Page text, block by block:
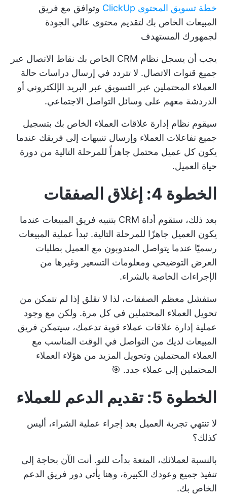
خطة تسويق المحتوى ClickUp
وتوافق مع فريق
المبيعات الخاص بك لتقديم محتوى عالي الجودة
لجمهورك المستهدف
يجب أن يسجل نظام CRM الخاص بك نقاط الاتصال عبر
جميع قنوات الاتصال. لا تتردد في إرسال دراسات حالة
العملاء المحتملين عبر التسويق عبر البريد الإلكتروني أو
الدردشة معهم على وسائل التواصل الاجتماعي.
سيقوم نظام إدارة علاقات العملاء الخاص بك بتسجيل
جميع تفاعلات العملاء وإرسال تنبيهات إلى فريقك عندما
يكون كل عميل محتمل جاهزاً للمرحلة التالية من دورة
حياة العميل.
الخطوة 4: إغلاق الصفقات
بعد ذلك، ستقوم أداة CRM بتنبيه فريق المبيعات عندما
يكون العميل جاهزًا للمرحلة التالية. تبدأ عملية المبيعات
رسميًا عندما يتواصل المندوبون مع العميل بطلبات
العرض التوضيحي ومعلومات التسعير وغيرها من
الإجراءات الخاصة بالشراء.
ستفشل معظم الصفقات، لذا لا تقلق إذا لم تتمكن من
تحويل العملاء المحتملين في كل مرة. ولكن مع وجود
عملية إدارة علاقات عملاء قوية تدعمك، سيتمكن فريق
المبيعات لديك من التواصل في الوقت المناسب مع
العملاء المحتملين وتحويل المزيد من هؤلاء العملاء
المحتملين إلى عملاء جدد. 🎯
الخطوة 5: تقديم الدعم للعملاء
لا تنتهي تجربة العميل بعد إجراء عملية الشراء، أليس
كذلك؟
بالنسبة لعملائك، المتعة بدأت للتو. أنت الآن بحاجة إلى
تنفيذ جميع وعودك الكبيرة، وهنا يأتي دور فريق الدعم
الخاص بك.